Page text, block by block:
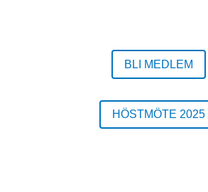
BLI MEDLEM
HÖSTMÖTE 2025